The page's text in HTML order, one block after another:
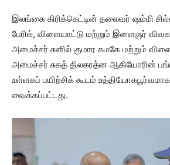
​இலங்கை கிரிக்கெட்டின் தலைவர் ஷம்மி
பேரில், விளையாட்டு மற்றும் இளைஞர்
அமைச்சர் சுனில் குமார கமகே மற்றும்
அமைச்சர் சுகத் திலகரத்ன ஆகியோரின்
உள்ளகப் பயிற்சிக் கூடம் உத்தியோகபூர்வமாக
வைக்கப்பட்டது.